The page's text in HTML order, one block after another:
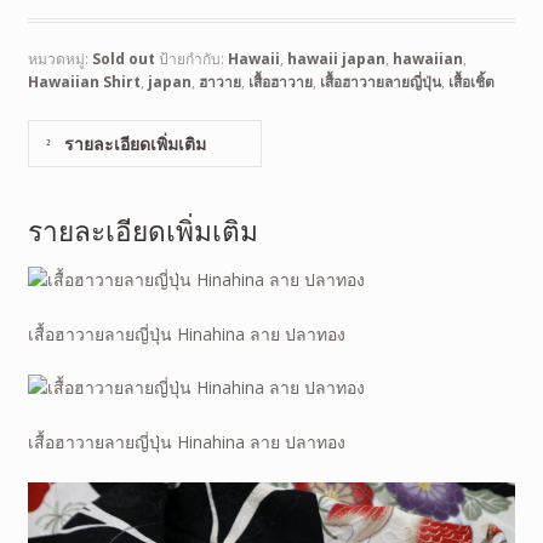
หมวดหมู่: Sold out ป้ายกำกับ: Hawaii, hawaii japan, hawaiian,
Hawaiian Shirt, japan, ฮาวาย, เสื้อฮาวาย, เสื้อฮาวายลายญี่ปุ่น, เสื้อเชิ้ต
รายละเอียดเพิ่มเติม
รายละเอียดเพิ่มเติม
เสื้อฮาวายลายญี่ปุ่น Hinahina ลาย ปลาทอง
เสื้อฮาวายลายญี่ปุ่น Hinahina ลาย ปลาทอง